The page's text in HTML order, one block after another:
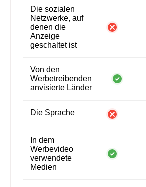
Die sozialen
Netzwerke, auf
denen die
Anzeige
geschaltet ist
Von den
Werbetreibenden
anvisierte Länder
Die Sprache
In dem
Werbevideo
verwendete
Medien